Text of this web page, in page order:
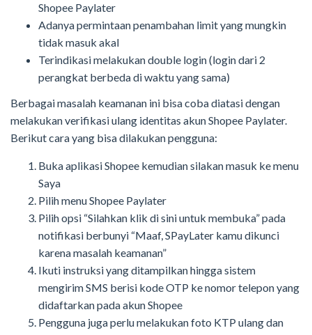
Shopee Paylater
Adanya permintaan penambahan limit yang mungkin
tidak masuk akal
Terindikasi melakukan double login (login dari 2
perangkat berbeda di waktu yang sama)
Berbagai masalah keamanan ini bisa coba diatasi dengan
melakukan verifikasi ulang identitas akun Shopee Paylater.
Berikut cara yang bisa dilakukan pengguna:
Buka aplikasi Shopee kemudian silakan masuk ke menu
Saya
Pilih menu Shopee Paylater
Pilih opsi “Silahkan klik di sini untuk membuka” pada
notifikasi berbunyi “Maaf, SPayLater kamu dikunci
karena masalah keamanan”
Ikuti instruksi yang ditampilkan hingga sistem
mengirim SMS berisi kode OTP ke nomor telepon yang
didaftarkan pada akun Shopee
Pengguna juga perlu melakukan foto KTP ulang dan